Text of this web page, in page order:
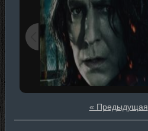
« Предыдущая